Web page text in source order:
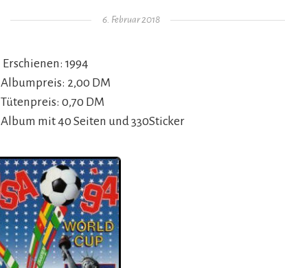
Gepostet am
6. Februar 2018
Erschienen: 1994
Albumpreis: 2,00 DM
Tütenpreis: 0,70 DM
Album mit 40 Seiten und 330Sticker